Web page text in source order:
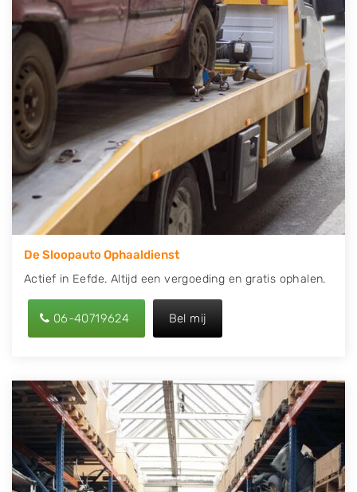
direct een tweedehands auto onderdelen offerte
aanvragen? Dat kan via de Onderdelenlijn! Vul uw
kenteken in en druk op verzenden.
Wij kunnen u helpen met de inkoop van auto's van
eigenlijk alle merken, zoals Alfa Romeo, Audi, BMW,
Chevrolet, Citroën, Dacia, Fiat, Ford, Honda, Hyundai,
Kia, Mazda, Mercedes Benz, Mitsubishi, Nissan, Opel,
Peugeot, Porsche, Renault, Seat, Skoda, Suzuki, Tesla,
Toyota, Volkswagen en Volvo.
De Sloopauto Ophaaldienst
Actief in Eefde. Altijd een vergoeding en gratis ophalen.
06-40719624 Bel mij